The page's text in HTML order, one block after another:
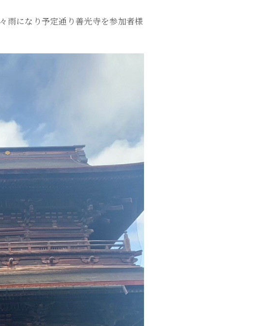
雨になり予定通り善光寺を参加者様